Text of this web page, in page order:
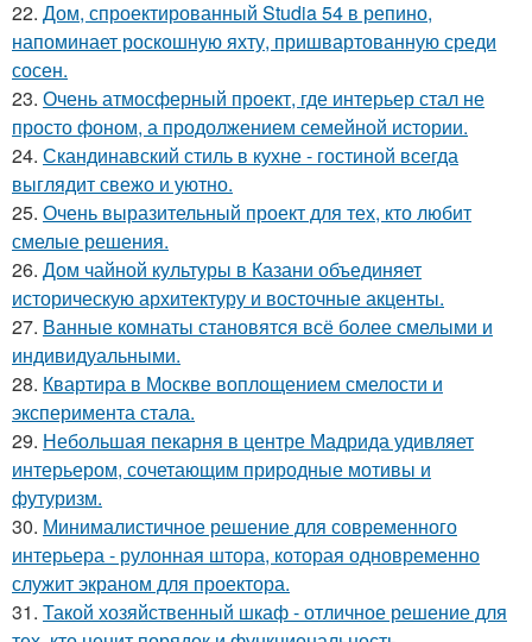
22. Дом, спроектированный Studia 54 в репино,
напоминает роскошную яхту, пришвартованную среди
сосен.
23. Очень атмосферный проект, где интерьер стал не
просто фоном, а продолжением семейной истории.
24. Скандинавский стиль в кухне - гостиной всегда
выглядит свежо и уютно.
25. Очень выразительный проект для тех, кто любит
смелые решения.
26. Дом чайной культуры в Казани объединяет
историческую архитектуру и восточные акценты.
27. Ванные комнаты становятся всё более смелыми и
индивидуальными.
28. Квартира в Москве воплощением смелости и
эксперимента стала.
29. Небольшая пекарня в центре Мадрида удивляет
интерьером, сочетающим природные мотивы и
футуризм.
30. Минималистичное решение для современного
интерьера - рулонная штора, которая одновременно
служит экраном для проектора.
31. Такой хозяйственный шкаф - отличное решение для